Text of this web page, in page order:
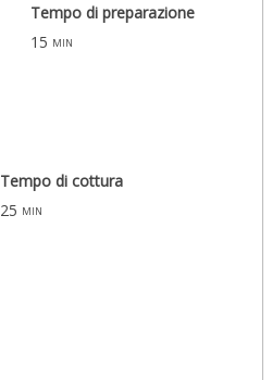
Tempo di preparazione
15 min
Tempo di cottura
25 min